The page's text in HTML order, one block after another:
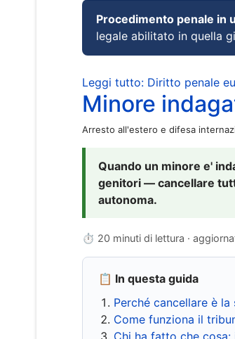
Procedimento penale in
legale abilitato in quella
Leggi tutto: Diritto penale
Minore
Arresto all'estero e difesa
Quando un minore e'
genitori — cancellare
autonoma.
⏱ 20 minuti di lettura ·
📋 In questa guida
Perché cancellare è
Come funziona il
Chi ha fatto che